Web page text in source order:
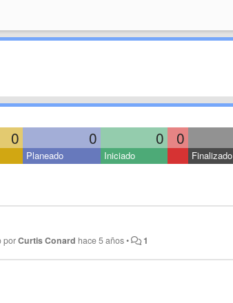
0 0 0 0
Planeado Iniciado Finalizado
porCurtis Conard hace 5 años• 1